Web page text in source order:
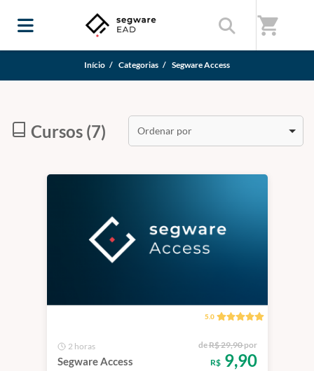
shopping_cart
Início / Categorias / Segware Access
Cursos (7) Ordenar por
5.0
2 horas
Segware Access
deR$ 29,90por
R$9,90